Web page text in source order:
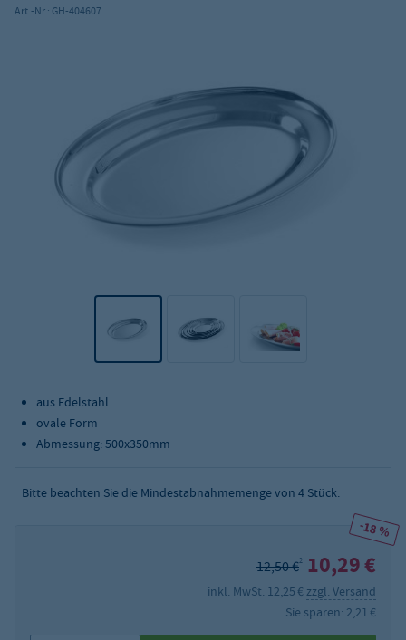
Art.-Nr.: GH-404607
aus Edelstahl
ovale Form
Abmessung: 500x350mm
Bitte beachten Sie die Mindestabnahmemenge von 4 Stück.
-18 %
12,50 €2 10,29 €
inkl. MwSt. 12,25 € zzgl. Versand
Sie sparen: 2,21 €